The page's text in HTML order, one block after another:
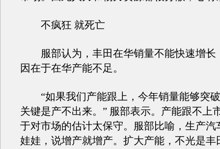
不疯狂 就死亡
服部认为，丰田在华销量不能快速增长
因在于在华产能不足。
“如果我们产能跟上，今年销量能够突
关键是产不出来。” 服部表示。产能跟不上
于对市场的估计太保守。服部比喻，生产汽
娃娃，说增产就增产。扩大产能，不光是丰